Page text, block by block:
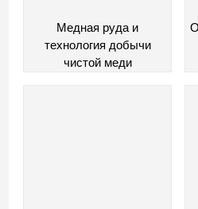
Медная руда и
технология добычи
чистой меди